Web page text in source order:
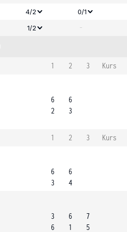
4/2
0/1
1/2 -
1 2 3
Kurs
6
2
6
3
1 2 3
Kurs
6
3
6
4
3
6
6
1
7
5